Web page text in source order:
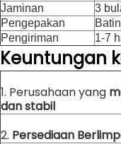
Jaminan
3
Pengepakan
Pengiriman
1-7
Keuntungan
1. Perusahaan yang
dan stabil
2. Persediaan